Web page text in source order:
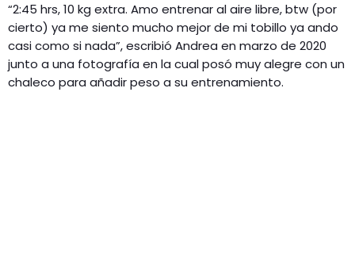
“2:45 hrs, 10 kg extra. Amo entrenar al aire libre, btw (por
cierto) ya me siento mucho mejor de mi tobillo ya ando
casi como si nada”, escribió Andrea en marzo de 2020
junto a una fotografía en la cual posó muy alegre con un
chaleco para añadir peso a su entrenamiento.